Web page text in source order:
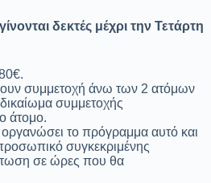
δεκτές μέχρι την Τετάρτη
συμμετοχή άνω των 2 ατόμων
συμμετοχής
άτομο.
το πρόγραμμα αυτό και
συγκεκριμένης
σε ώρες που θα